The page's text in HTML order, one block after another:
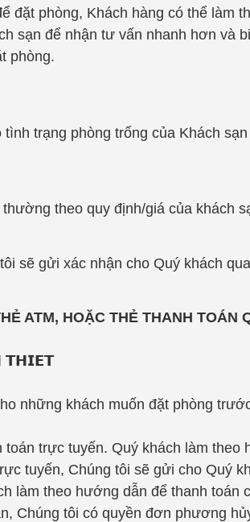
đặt phòng, Khách hàng có thể làm
sạn để nhận tư vấn nhanh hơn và
phòng.
trạng phòng trống của Khách
theo quy định/giá của khách
sẽ gửi xác nhận cho Quý khách
ATM, HOẶC THẺ THANH TOÁN
𝗧𝗛𝗜𝗘𝗧
những khách muốn đặt phòng
trực tuyến. Quý khách làm
tuyến, Chúng tôi sẽ gửi cho Quý
làm theo hướng dẫn để thanh toán
Chúng tôi có quyền đơn phương